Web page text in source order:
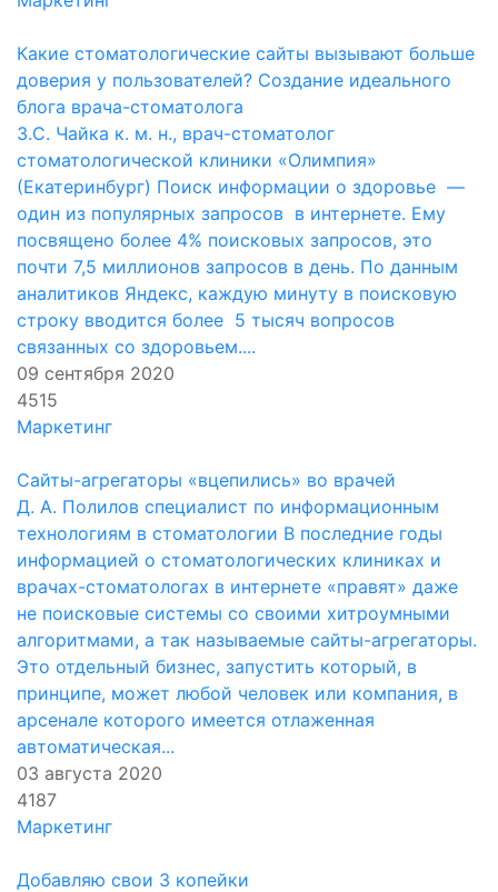
Какие стоматологические сайты вызывают больше
доверия у пользователей? Создание идеального
блога врача-стоматолога
З.С. Чайка к. м. н., врач-стоматолог
стоматологической клиники «Олимпия»
(Екатеринбург) Поиск информации о здоровье —
один из популярных запросов в интернете. Ему
посвящено более 4% поисковых запросов, это
почти 7,5 миллионов запросов в день. По данным
аналитиков Яндекс, каждую минуту в поисковую
строку вводится более 5 тысяч вопросов
связанных со здоровьем....
09 сентября 2020
4515
Маркетинг
Сайты-агрегаторы «вцепились» во врачей
Д. А. Полилов специалист по информационным
технологиям в стоматологии В последние годы
информацией о стоматологических клиниках и
врачах-стоматологах в интернете «правят» даже
не поисковые системы со своими хитроумными
алгоритмами, а так называемые сайты-агрегаторы.
Это отдельный бизнес, запустить который, в
принципе, может любой человек или компания, в
арсенале которого имеется отлаженная
автоматическая...
03 августа 2020
4187
Маркетинг
Добавляю свои 3 копейки